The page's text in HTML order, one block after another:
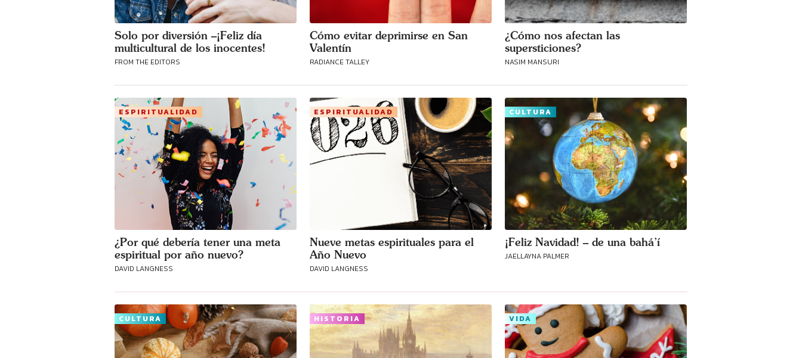
Solo por diversión –¡Feliz día
multicultural de los inocentes!
FROM THE EDITORS
Cómo evitar deprimirse en San
Valentín
RADIANCE TALLEY
¿Cómo nos afectan las
supersticiones?
NASIM MANSURI
ESPIRITUALIDAD
¿Por qué debería tener una meta
espiritual por año nuevo?
DAVID LANGNESS
ESPIRITUALIDAD
Nueve metas espirituales para el
Año Nuevo
DAVID LANGNESS
CULTURA
¡Feliz Navidad! – de una bahá’í
JAELLAYNA PALMER
CULTURA HISTORIA VIDA
Conecta con
los Bahá'ís de
tu área